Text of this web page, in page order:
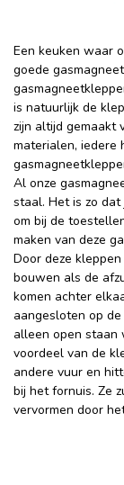
Een keuken waar
goede
is natuurlijk de
zijn altijd gemaakt
materialen, iedere
Al onze
staal. Het is zo
om bij de
maken van deze
Door deze
bouwen als de
komen achter
aangesloten op
alleen open staan
voordeel van de
andere vuur en
bij het fornuis. Ze
vervormen door